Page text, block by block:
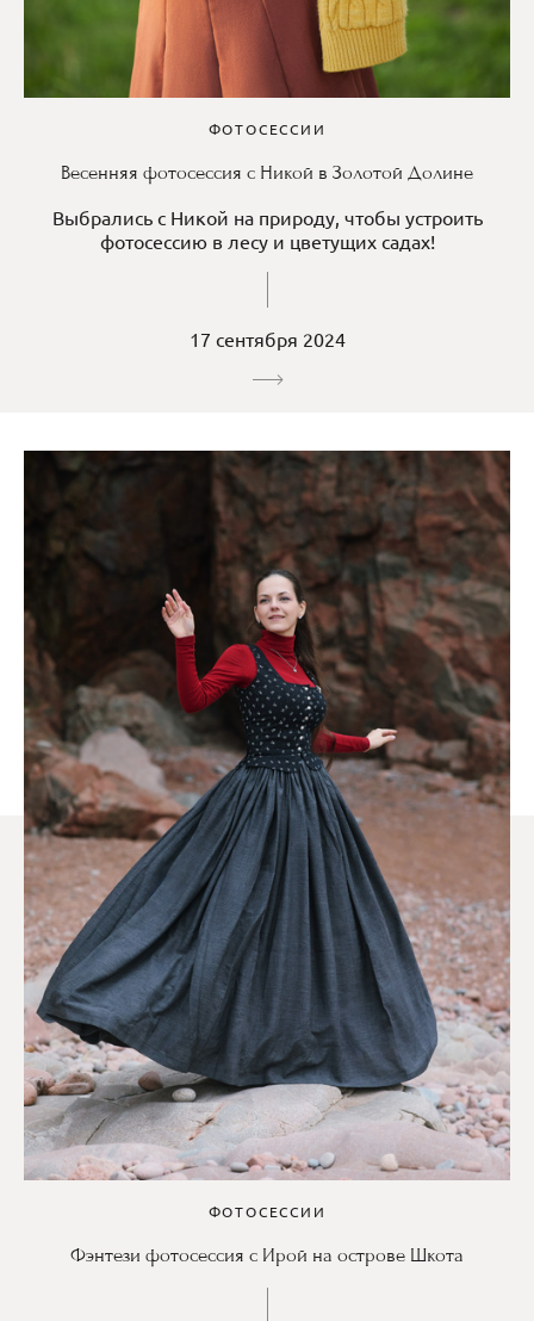
ФОТОСЕССИИ
Весенняя фотосессия с Никой в Золотой Долине
Выбрались с Никой на природу, чтобы устроить
фотосессию в лесу и цветущих садах!
17 сентября 2024
ФОТОСЕССИИ
Фэнтези фотосессия с Ирой на острове Шкота